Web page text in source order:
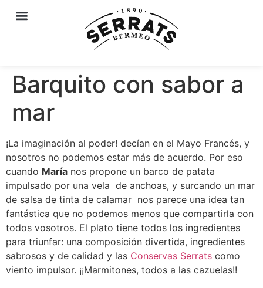
Barquito con sabor a
mar
¡La imaginación al poder! decían en el Mayo Francés, y
nosotros no podemos estar más de acuerdo. Por eso
cuando María nos propone un barco de patata
impulsado por una vela de anchoas, y surcando un mar
de salsa de tinta de calamar nos parece una idea tan
fantástica que no podemos menos que compartirla con
todos vosotros. El plato tiene todos los ingredientes
para triunfar: una composición divertida, ingredientes
sabrosos y de calidad y las Conservas Serrats como
viento impulsor. ¡¡Marmitones, todos a las cazuelas!!